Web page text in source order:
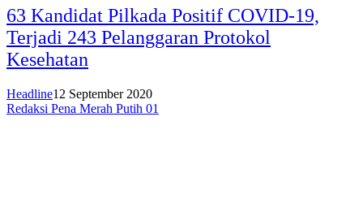
63 Kandidat Pilkada Positif COVID-19,
Terjadi 243 Pelanggaran Protokol
Kesehatan
Headline12 September 2020
Redaksi Pena Merah Putih 01